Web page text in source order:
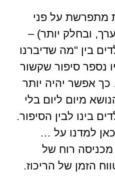
מתפרשת על פני
ובחלק יותר) –
בין "מה שדיברנו
נספר סיפור שקשור
אפשר יהיה יותר
מיום ליום בלי
בינו לבין הסיפור.
למדנו על …
מכניסה רוח של
הזמן של הריכוז.